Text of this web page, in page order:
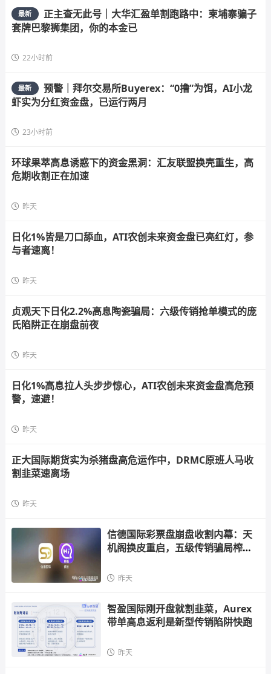
最新
正主查无此号｜大华汇盈单割跑路中：柬埔寨骗子
套牌巴黎狮集团，你的本金已
22小时前
最新
预警｜拜尔交易所Buyerex：“0撸”为饵，AI小龙
虾实为分红资金盘，已运行两月
23小时前
环球果萃高息诱惑下的资金黑洞：汇友联盟换壳重生，高
危期收割正在加速
昨天
日化1%皆是刀口舔血，ATI农创未来资金盘已亮红灯，参
与者速离！
昨天
贞观天下日化2.2%高息陶瓷骗局：六级传销抢单模式的庞
氏陷阱正在崩盘前夜
昨天
日化1%高息拉人头步步惊心，ATI农创未来资金盘高危预
警，速避！
昨天
正大国际期货实为杀猪盘高危运作中，DRMC原班人马收
割韭菜速离场
昨天
信德国际彩票盘崩盘收割内幕：天
机阁换皮重启，五级传销骗局榨干
昨天
智盈国际刚开盘就割韭菜，Aurex
带单高息返利是新型传销陷阱快跑
昨天